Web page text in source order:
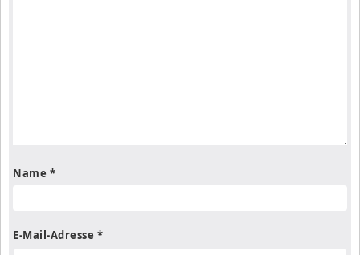
Name *
E-Mail-Adresse *